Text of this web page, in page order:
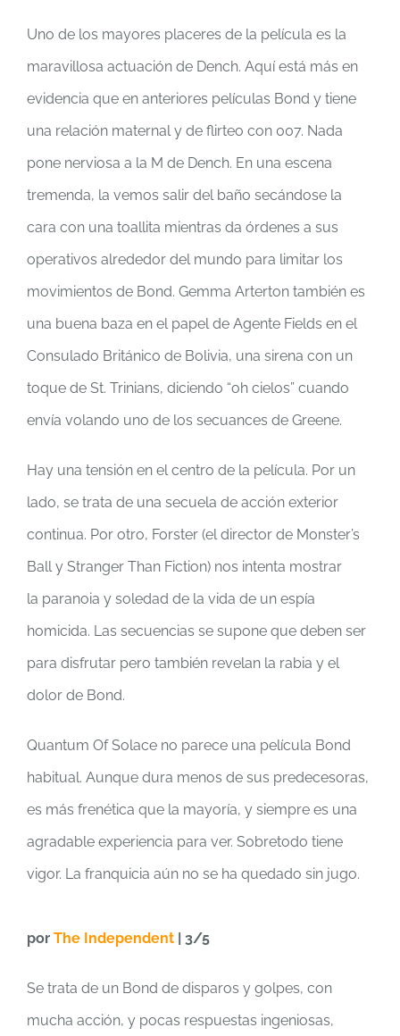
Uno de los mayores placeres de la película es la
maravillosa actuación de Dench. Aquí está más en
evidencia que en anteriores películas Bond y tiene
una relación maternal y de flirteo con 007. Nada
pone nerviosa a la M de Dench. En una escena
tremenda, la vemos salir del baño secándose la
cara con una toallita mientras da órdenes a sus
operativos alrededor del mundo para limitar los
movimientos de Bond. Gemma Arterton también es
una buena baza en el papel de Agente Fields en el
Consulado Británico de Bolivia, una sirena con un
toque de St. Trinians, diciendo “oh cielos” cuando
envía volando uno de los secuances de Greene.
Hay una tensión en el centro de la película. Por un
lado, se trata de una secuela de acción exterior
continua. Por otro, Forster (el director de Monster’s
Ball y Stranger Than Fiction) nos intenta mostrar
la paranoia y soledad de la vida de un espía
homicida. Las secuencias se supone que deben ser
para disfrutar pero también revelan la rabia y el
dolor de Bond.
Quantum Of Solace no parece una película Bond
habitual. Aunque dura menos de sus predecesoras,
es más frenética que la mayoría, y siempre es una
agradable experiencia para ver. Sobretodo tiene
vigor. La franquicia aún no se ha quedado sin jugo.
por The Independent | 3/5
Se trata de un Bond de disparos y golpes, con
mucha acción, y pocas respuestas ingeniosas,